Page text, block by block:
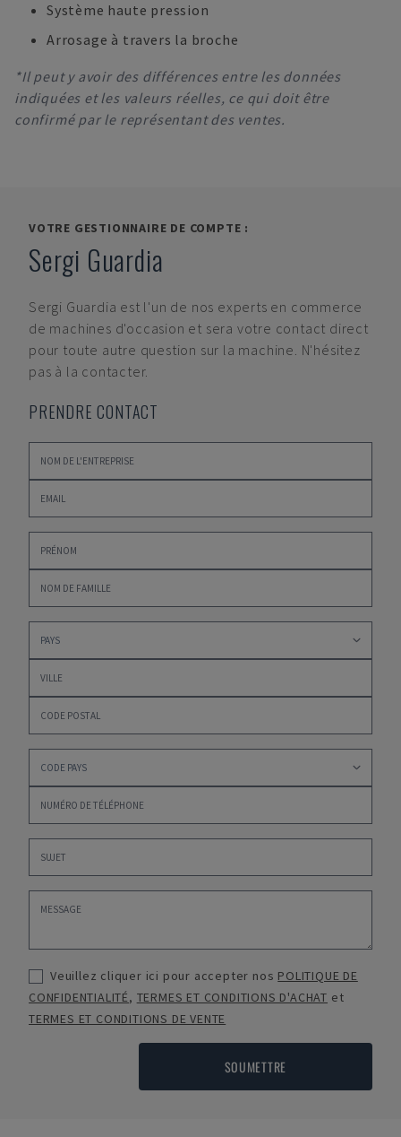
Système haute pression
Arrosage à travers la broche
*Il peut y avoir des différences entre les données
indiquées et les valeurs réelles, ce qui doit être
confirmé par le représentant des ventes.
VOTRE GESTIONNAIRE DE COMPTE :
Sergi Guardia
Sergi Guardia est l'un de nos experts en commerce
de machines d'occasion et sera votre contact direct
pour toute autre question sur la machine. N'hésitez
pas à la contacter.
PRENDRE CONTACT
Veuillez cliquer ici pour accepter nos POLITIQUE DE
CONFIDENTIALITÉ, TERMES ET CONDITIONS D'ACHAT et
TERMES ET CONDITIONS DE VENTE
SOUMETTRE